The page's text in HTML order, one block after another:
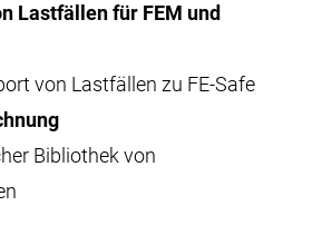
Lastfällen für FEM und
von Lastfällen zu FE-Safe
Bibliothek von